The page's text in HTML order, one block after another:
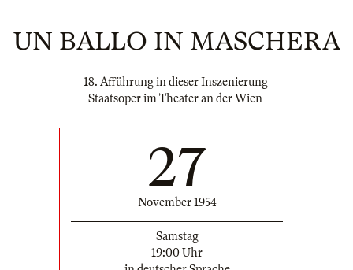
UN BALLO IN MASCHERA
18. Afführung in dieser Inszenierung
Staatsoper im Theater an der Wien
27
November 1954
Samstag
19:00 Uhr